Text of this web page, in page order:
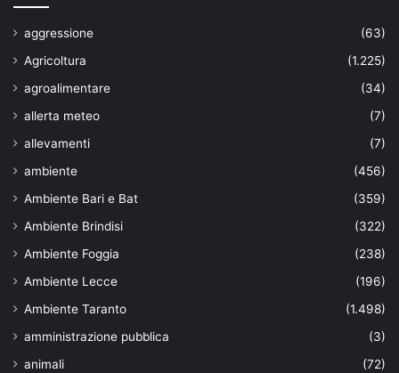
aggressione
(63)
Agricoltura
(1.225)
agroalimentare
(34)
allerta meteo
(7)
allevamenti
(7)
ambiente
(456)
Ambiente Bari e Bat
(359)
Ambiente Brindisi
(322)
Ambiente Foggia
(238)
Ambiente Lecce
(196)
Ambiente Taranto
(1.498)
amministrazione pubblica
(3)
animali
(72)